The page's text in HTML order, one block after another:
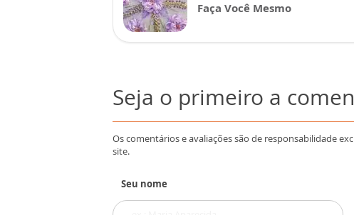
Faça Você Mesmo
Seja o primeiro a
Os comentários e avaliações são de responsabilidade
site.
Seu nome